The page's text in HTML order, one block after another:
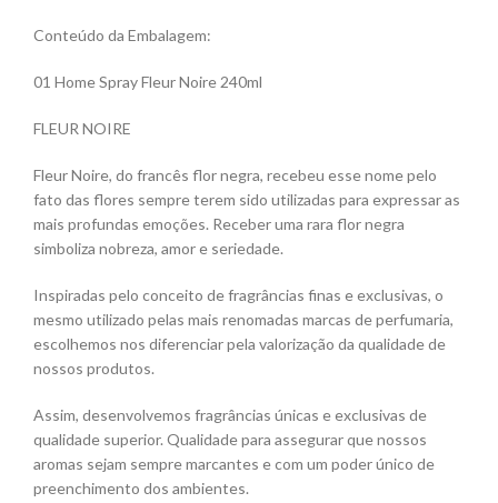
Conteúdo da Embalagem:
01 Home Spray Fleur Noire 240ml
FLEUR NOIRE
Fleur Noire, do francês flor negra, recebeu esse nome pelo
fato das flores sempre terem sido utilizadas para expressar as
mais profundas emoções. Receber uma rara flor negra
simboliza nobreza, amor e seriedade.
Inspiradas pelo conceito de fragrâncias finas e exclusivas, o
mesmo utilizado pelas mais renomadas marcas de perfumaria,
escolhemos nos diferenciar pela valorização da qualidade de
nossos produtos.
Assim, desenvolvemos fragrâncias únicas e exclusivas de
qualidade superior. Qualidade para assegurar que nossos
aromas sejam sempre marcantes e com um poder único de
preenchimento dos ambientes.